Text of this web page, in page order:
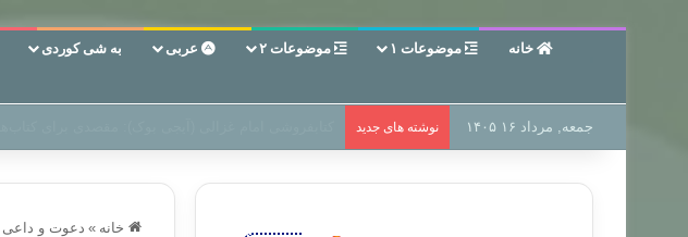
خانه موضوعات ۱ موضوعات ۲ عربی به شی کوردی
جمعه, مرداد ۱۶ ۱۴۰۵ نوشته های جدید
خانه » دعوت و داعی